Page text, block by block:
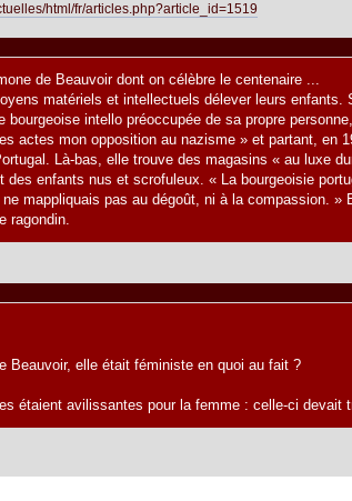
html/fr/articles.php?article_id=1519
de Beauvoir dont on célèbre le centenaire ...
matériels et intellectuels délever leurs enfants.
bourgeoise intello préoccupée de sa propre
actes mon opposition au nazisme » et partant, en
Là-bas, elle trouve des magasins « au luxe
enfants nus et scrofuleux. « La bourgeoisie
mappliquais pas au dégoût, ni à la compassion.
ragondin.
elle était féministe en quoi au fait ?
étaient avilissantes pour la femme : celle-ci devait